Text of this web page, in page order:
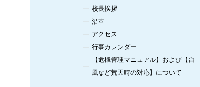
校長挨拶
沿革
アクセス
行事カレンダー
【危機管理マニュアル】および【台
風など荒天時の対応】について